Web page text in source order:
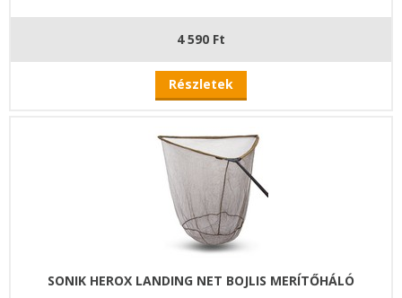
4 590 Ft
Részletek
SONIK HEROX LANDING NET BOJLIS MERÍTŐHÁLÓ